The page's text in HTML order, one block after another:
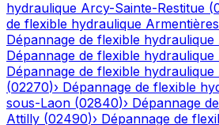
hydraulique Arcy-Sainte-Restitue (
de flexible hydraulique
Dépannage de flexible hydraulique
Dépannage de flexible hydraulique
Dépannage de flexible hydraulique
(02270)› Dépannage de flexible
sous-Laon (02840)› Dépannage
Attilly (02490)› Dépannage de